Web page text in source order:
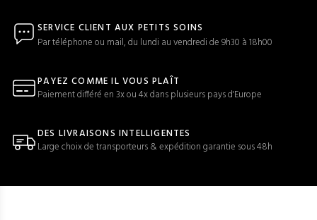
SERVICE CLIENT AUX PETITS SOINS
Par téléphone ou mail, du lundi au vendredi de 9h30 à 18h00
PAYEZ COMME IL VOUS PLAÎT
Paiement différé en 3x ou 4x dans plusieurs pays d'Europe
DES LIVRAISONS INTELLIGENTES
Large choix de transporteurs & expédition garantie sous 48h